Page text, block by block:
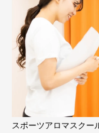
スポーツアロマスクー